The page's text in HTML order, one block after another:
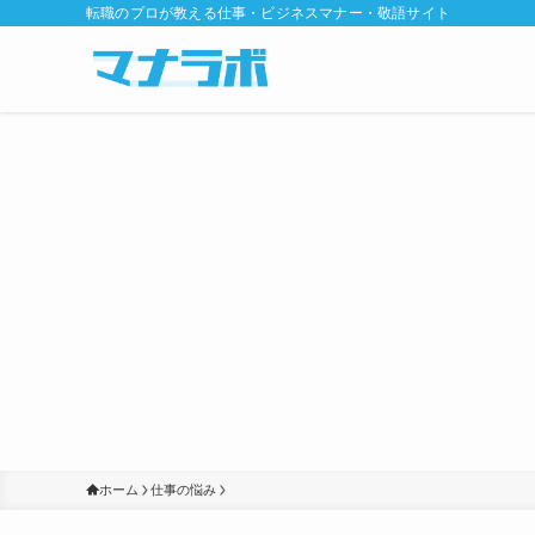
転職のプロが教える仕事・ビジネスマナー・敬語サイト
ホーム 仕事の悩み